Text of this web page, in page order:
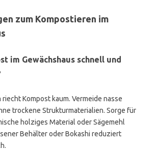
zum Kompostieren im
im Gewächshaus schnell und
Kompost kaum. Vermeide nasse
trockene Strukturmaterialien. Sorge für
holziges Material oder Sägemehl
Behälter oder Bokashi reduziert